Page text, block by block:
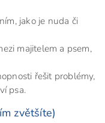
jako je nuda či
majitelem a psem,
řešit problémy,
psa.
zvětšíte)